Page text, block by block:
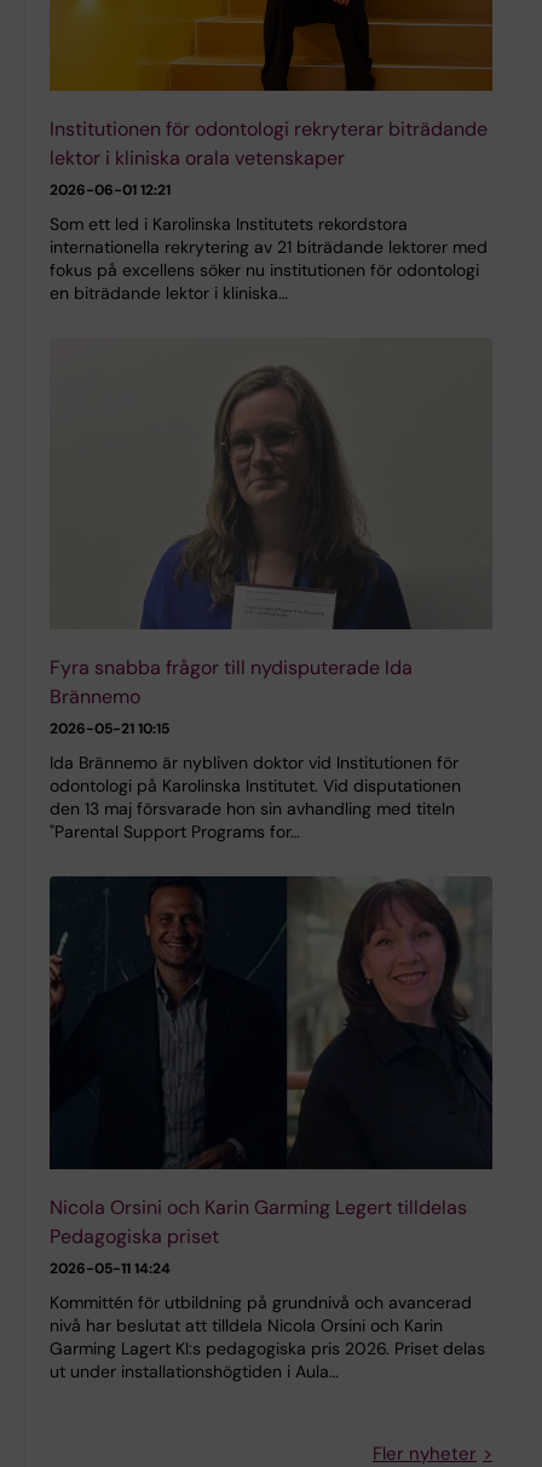
Institutionen för odontologi rekryterar biträdande
lektor i kliniska orala vetenskaper
2026-06-01 12:21
Som ett led i Karolinska Institutets rekordstora
internationella rekrytering av 21 biträdande lektorer med
fokus på excellens söker nu institutionen för odontologi
en biträdande lektor i kliniska…
Fyra snabba frågor till nydisputerade Ida
Brännemo
2026-05-21 10:15
Ida Brännemo är nybliven doktor vid Institutionen för
odontologi på Karolinska Institutet. Vid disputationen
den 13 maj försvarade hon sin avhandling med titeln
"Parental Support Programs for…
Nicola Orsini och Karin Garming Legert tilldelas
Pedagogiska priset
2026-05-11 14:24
Kommittén för utbildning på grundnivå och avancerad
nivå har beslutat att tilldela Nicola Orsini och Karin
Garming Lagert KI:s pedagogiska pris 2026. Priset delas
ut under installationshögtiden i Aula…
Fler nyheter